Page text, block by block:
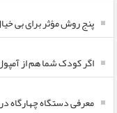
پنج روش مؤثر برای بی
اگر کودک شما هم از
معرفی دستگاه چهارگاه